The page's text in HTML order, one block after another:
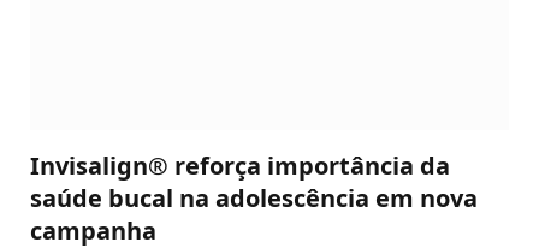
Invisalign® reforça importância da
saúde bucal na adolescência em nova
campanha